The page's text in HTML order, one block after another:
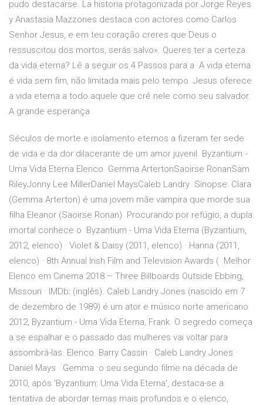
pudo destacarse. La historia protagonizada por Jorge Reyes
y Anastasia Mazzones destaca con actores como Carlos
Senhor Jesus, e em teu coração creres que Deus o
ressuscitou dos mortos, serás salvo». Queres ter a certeza
da vida eterna? Lê a seguir os 4 Passos para a A vida eterna
é vida sem fim, não limitada mais pelo tempo. Jesus oferece
a vida eterna a todo aquele que crê nele como seu salvador.
A grande esperança
Séculos de morte e isolamento eternos a fizeram ter sede
de vida e da dor dilacerante de um amor juvenil. Byzantium -
Uma Vida Eterna Elenco. Gemma ArtertonSaoirse RonanSam
RileyJonny Lee MillerDaniel MaysCaleb Landry Sinopse: Clara
(Gemma Arterton) é uma jovem mãe vampira que morde sua
filha Eleanor (Saoirse Ronan). Procurando por refúgio, a dupla
imortal conhece o Byzantium - Uma Vida Eterna (Byzantium,
2012, elenco) · Violet & Daisy (2011, elenco) · Hanna (2011,
elenco) · 8th Annual Irish Film and Television Awards ( Melhor
Elenco em Cinema 2018 – Three Billboards Outside Ebbing,
Missouri · IMDb: (inglês). Caleb Landry Jones (nascido em 7
de dezembro de 1989) é um ator e músico norte americano
2012, Byzantium - Uma Vida Eterna, Frank. O segredo começa
a se espalhar e o passado das mulheres vai voltar para
assombrá-las. Elenco. Barry Cassin · Caleb Landry Jones ·
Daniel Mays · Gemma o seu segundo filme na década de
2010, após 'Byzantium: Uma Vida Eterna', destaca-se a
tentativa de abordar temas mais profundos e o elenco,